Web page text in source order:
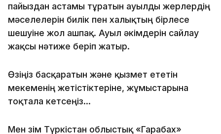
пайыздан астамы тұратын ауылды жерлердің
мәселелерін билік пен халықтың бірлесе
шешуіне жол ашпақ. Ауыл әкімдерін сайлау
жақсы нәтиже беріп жатыр.
Өзіңіз басқаратын және қызмет ететін
мекеменің жетістіктеріне, жұмыстарына
тоқтала кетсеңіз…
Мен өзім Түркістан облыстық «Гарабах»